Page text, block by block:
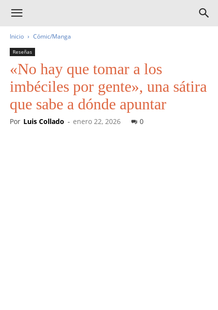
Inicio Cómic/Manga
Reseñas
«No hay que tomar a los
imbéciles por gente», una sátira
que sabe a dónde apuntar
Por Luis Collado - enero 22, 2026 0